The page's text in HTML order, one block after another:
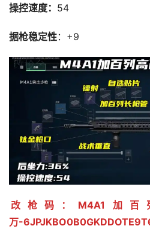
操控速度： 54
据枪稳定性：+9
改枪码：M4A1加
万-